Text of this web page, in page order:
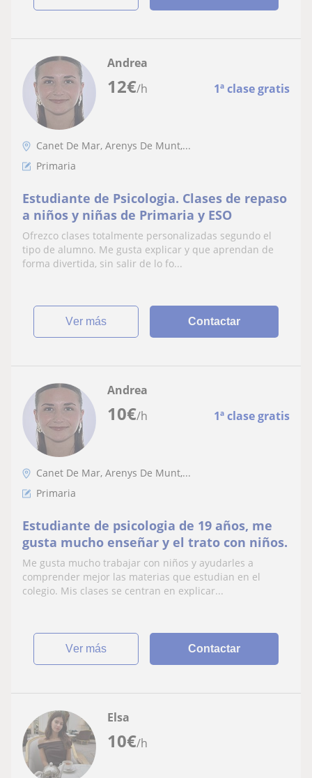
12€/h 1ª clase gratis
Andrea
Canet De Mar, Arenys De Munt,...
Primaria
Estudiante de Psicologia. Clases de repaso
a niños y niñas de Primaria y ESO
Ofrezco clases totalmente personalizadas segundo el
tipo de alumno. Me gusta explicar y que aprendan de
forma divertida, sin salir de lo fo...
ver más Contactar
10€/h 1ª clase gratis
Andrea
Canet De Mar, Arenys De Munt,...
Primaria
Estudiante de psicologia de 19 años, me
gusta mucho enseñar y el trato con niños.
Me gusta mucho trabajar con niños y ayudarles a
comprender mejor las materias que estudian en el
colegio. Mis clases se centran en explicar...
ver más Contactar
10€/h
Elsa